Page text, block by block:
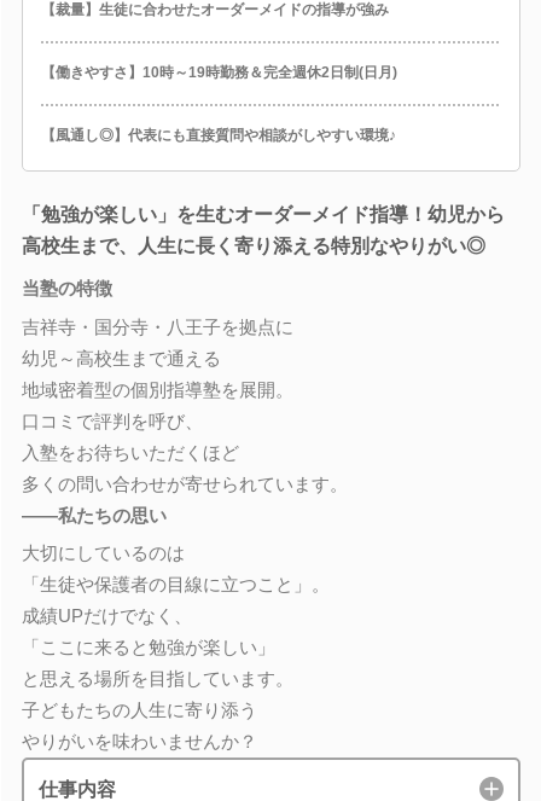
【裁量】生徒に合わせたオーダーメイドの指導が強み
【働きやすさ】10時～19時勤務＆完全週休2日制(日月)
【風通し◎】代表にも直接質問や相談がしやすい環境♪
「勉強が楽しい」を生むオーダーメイド指導！幼児から
高校生まで、人生に長く寄り添える特別なやりがい◎
当塾の特徴
吉祥寺・国分寺・八王子を拠点に
幼児～高校生まで通える
地域密着型の個別指導塾を展開。
口コミで評判を呼び、
入塾をお待ちいただくほど
多くの問い合わせが寄せられています。
――私たちの思い
大切にしているのは
「生徒や保護者の目線に立つこと」。
成績UPだけでなく、
「ここに来ると勉強が楽しい」
と思える場所を目指しています。
子どもたちの人生に寄り添う
やりがいを味わいませんか？
仕事内容